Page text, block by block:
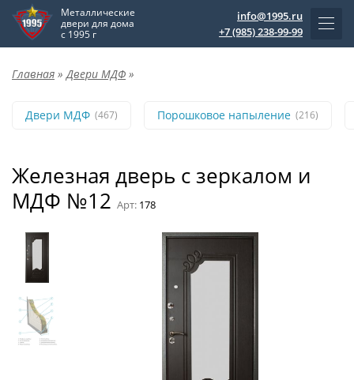
Металлические
двери для дома
с 1995 г
info@1995.ru
+7 (985) 238-99-99
Главная » Двери МДФ »
Двери МДФ (467) Порошковое напыление (216)
Железная дверь с зеркалом и
МДФ №12 Арт: 178